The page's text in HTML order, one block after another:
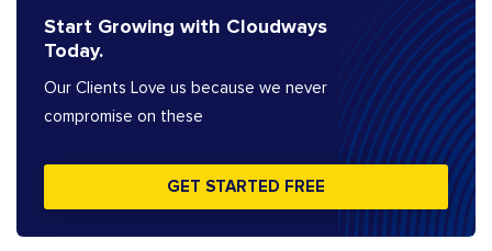
Start Growing with Cloudways
Today.
Our Clients Love us because we never
compromise on these
GET STARTED FREE